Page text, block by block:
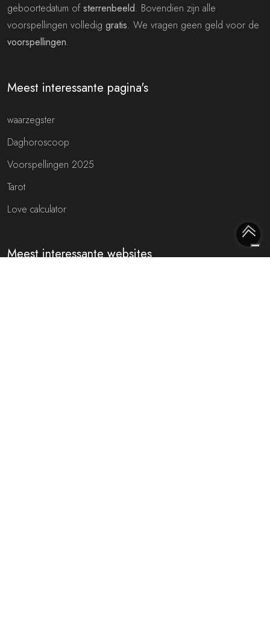
geboortedatum ofsterrenbeeld. Bovendien zijn alle
voorspellingen volledig gratis. We vragen geen geld voor de
voorspellingen.
Meest interessante pagina's
waarzegster
Daghoroscoop
Voorspellingen 2025
Tarot
Love calculator
Meest interessante websites